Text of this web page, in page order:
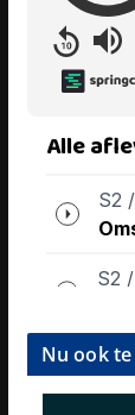
Nu ook